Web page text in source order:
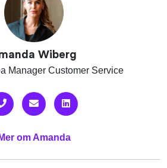
Wiberg
Manager Customer Service
Mer om Amanda